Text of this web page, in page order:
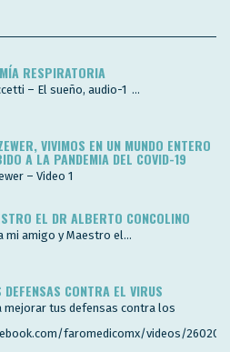
RESPIRATORIA
– El sueño, audio-1 ...
VIVIMOS EN UN MUNDO ENTERO
A LA PANDEMIA DEL COVID-19
– Video 1
EL DR ALBERTO CONCOLINO
amigo y Maestro el...
DEFENSAS CONTRA EL VIRUS
mejorar tus defensas contra los
faromedicomx/videos/